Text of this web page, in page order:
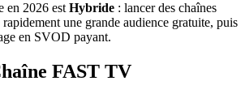
en 2026 estHybride : lancer des chaînes
une grande audience gratuite, puis
en SVOD payant.
FAST TV